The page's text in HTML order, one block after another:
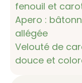
fenouil et
Apero :
allégée
Velouté de
douce et